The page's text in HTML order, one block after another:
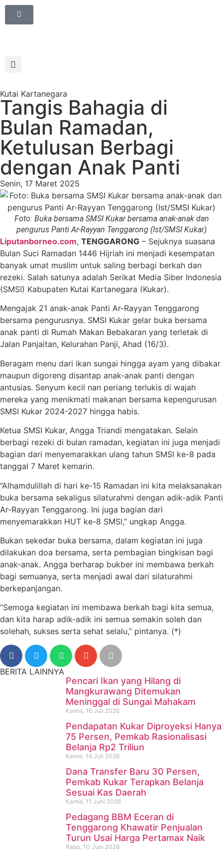
Kutai Kartanegara
Tangis Bahagia di
Bulan Ramadan,
Ketulusan Berbagi
dengan Anak Panti
Senin, 17 Maret 2025
Foto: Buka bersama SMSI Kukar bersama anak-anak dan
pengurus Panti Ar-Rayyan Tenggarong (Ist/SMSI Kukar)
Liputanborneo.com, TENGGARONG – Sejuknya suasana
Bulan Suci Ramadan 1446 Hijriah ini menjadi kesempatan
banyak umat muslim untuk saling berbagi berkah dan
rezeki. Salah satunya adalah Serikat Media Siber Indonesia
(SMSI) Kabupaten Kutai Kartanegara (Kukar).
Mengajak 21 anak-anak Panti Ar-Rayyan Tenggarong
bersama pengurusnya. SMSI Kukar gelar buka bersama
anak panti di Rumah Makan Bebakaran yang terletak di
Jalan Panjaitan, Kelurahan Panji, Ahad (16/3).
Beragam menu dari ikan sungai hingga ayam yang dibakar
maupun digoreng disantap anak-anak panti dengan
antusias. Senyum kecil nan periang terlukis di wajah
mereka yang menikmati makanan bersama kepengurusan
SMSI Kukar 2024-2027 hingga habis.
Ketua SMSI Kukar, Angga Triandi mengatakan. Selain
berbagi rezeki di bulan ramadan, kegiatan ini juga menjadi
bagian dari menyemarakkan ulang tahun SMSI ke-8 pada
tanggal 7 Maret kemarin.
“Alhamdulillah di hari ke-15 Ramadan ini kita melaksanakan
buka bersama sekaligus silaturahmi dengan adik-adik Panti
Ar-Rayyan Tenggarong. Ini juga bagian dari
menyemarakkan HUT ke-8 SMSI,” ungkap Angga.
Bukan sekedar buka bersama, dalam kegiatan ini juga
dilakukan doa bersama, serta pembagian bingkisan bagi
anak-anak. Angga berharap bukber ini membawa berkah
bagi semuanya, serta menjadi awal dari silaturahmi
berkepanjangan.
“Semoga kegiatan ini membawa berkah bagi kita semua,
dan kita harap adik-adik ini semua semakin soleh dan
solehah, sukses serta sehat selalu,” pintanya. (*)
BERITA LAINNYA
Pencari Ikan yang Hilang di
Mangkurawang Ditemukan
Meninggal di Sungai Mahakam
Kamis, 16 Juli 2026
Pendapatan Kukar Diproyeksi Hanya
75 Persen, Pemkab Rasionalisasi
Belanja Rp2 Triliun
Kamis, 16 Juli 2026
Dana Transfer Baru 30 Persen,
Pemkab Kukar Terapkan Belanja
Sesuai Kas Daerah
Kamis, 11 Juni 2026
Pedagang BBM Eceran di
Tenggarong Khawatir Penjualan
Turun Usai Harga Pertamax Naik
Rabu, 10 Juni 2026
Pencari Ikan yang Hilang di
Mangkurawang Ditemukan
Meninggal di Sungai
Mahakam